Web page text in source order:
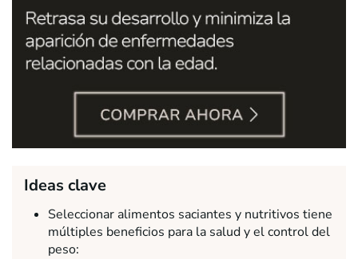
Ideas clave
Seleccionar alimentos saciantes y nutritivos tiene
múltiples beneficios para la salud y el control del
peso: